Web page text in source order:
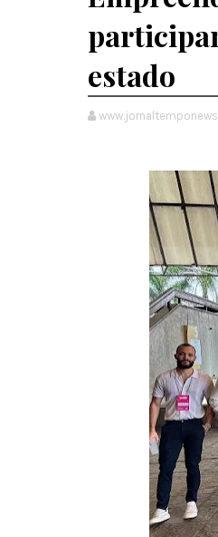
estado